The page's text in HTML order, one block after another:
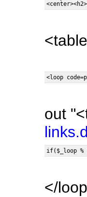
out
</